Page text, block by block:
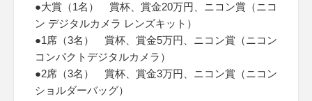
●大賞（1名） 賞杯、賞金20万円、ニコン賞（ニコ
ン デジタルカメラ レンズキット）
●1席（3名） 賞杯、賞金5万円、ニコン賞（ニコン
コンパクトデジタルカメラ）
●2席（3名） 賞杯、賞金3万円、ニコン賞（ニコン
ショルダーバッグ）